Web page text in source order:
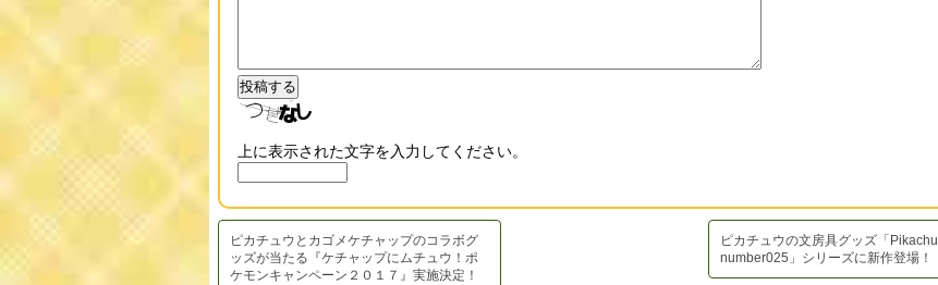
上に表示された文字を入力してください。
ピカチュウとカゴメケチャップのコラボグ
ッズが当たる『ケチャップにムチュウ！ポ
ケモンキャンペーン２０１７』実施決定！
ピカチュウの文房具グッズ「Pikachu
number025」シリーズに新作登場！